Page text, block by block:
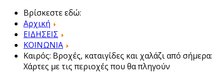
Βρίσκεστε εδώ:
Αρχική
ΕΙΔΗΣΕΙΣ
ΚΟΙΝΩΝΙΑ
Καιρός: Βροχές, καταιγίδες και χαλάζι από σήμερα:
Χάρτες με τις περιοχές που θα πληγούν